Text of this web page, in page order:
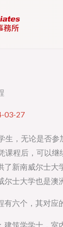
03-27
生，无论是否
课程后，可以
了新南威尔士
士大学也是澳
六个，其对应
筑学学士，室